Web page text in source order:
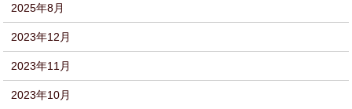
2025年8月
2023年12月
2023年11月
2023年10月